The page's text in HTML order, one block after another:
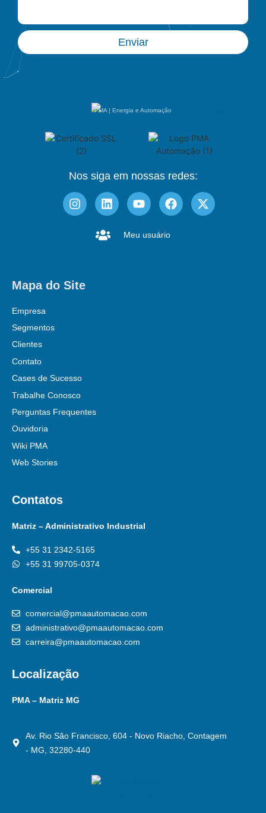
Enviar
PMA | Energia e Automação
Nos siga em nossas redes:
Meu usuário
Mapa do Site
Empresa
Segmentos
Clientes
Contato
Cases de Sucesso
Trabalhe Conosco
Perguntas Frequentes
Ouvidoria
Wiki PMA
Web Stories
Contatos
Matriz – Administrativo Industrial
+55 31 2342-5165
+55 31 99705-0374
Comercial
comercial@pmaautomacao.com
administrativo@pmaautomacao.com
carreira@pmaautomacao.com
Localização
PMA – Matriz MG
Av. Rio São Francisco, 604 - Novo Riacho, Contagem
- MG, 32280-440